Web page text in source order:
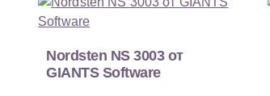
Nordsten NS 3003 от
GIANTS Software